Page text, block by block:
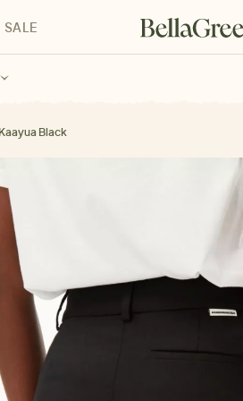
für Kinder
SALE
Black